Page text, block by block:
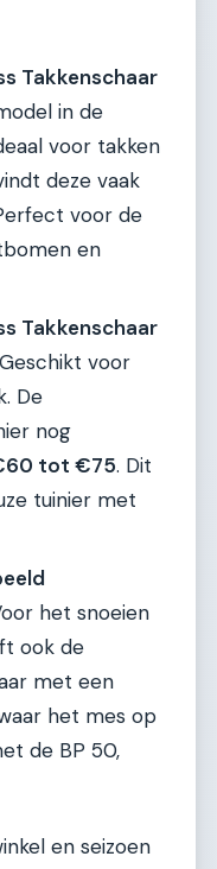
Takkenschaar
in de
voor takken
deze vaak
voor de
en
Takkenschaar
voor
De
nog
tot €75. Dit
tuinier met
het snoeien
ook de
met een
het mes op
de BP 50,
en seizoen